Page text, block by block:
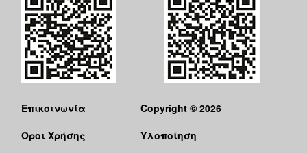
Επικοινωνία
Όροι Χρήσης
Copyright © 2026
Υλοποίηση